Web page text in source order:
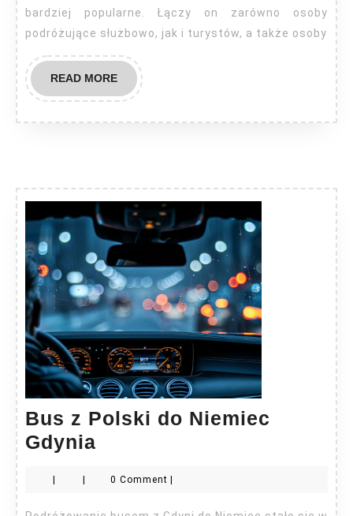
bardziej popularne. Łączy on zarówno osoby
podróżujące służbowo, jak i turystów, a także osoby
READ MOREREAD
MORE
Bus z Polski do Niemiec
Gdynia
Polski
| | 0 Comment |